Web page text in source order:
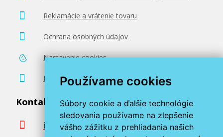
Používame cookies
Súbory cookie a ďalšie technológie
sledovania používame na zlepšenie
vášho zážitku z prehliadania našich
Reklamácie a vrátenie tovaru
Ochrana osobných údajov
Nastavenie cookies
Poradenstvo zadarmo
Kontaktujte nás
info@miroluk.sk